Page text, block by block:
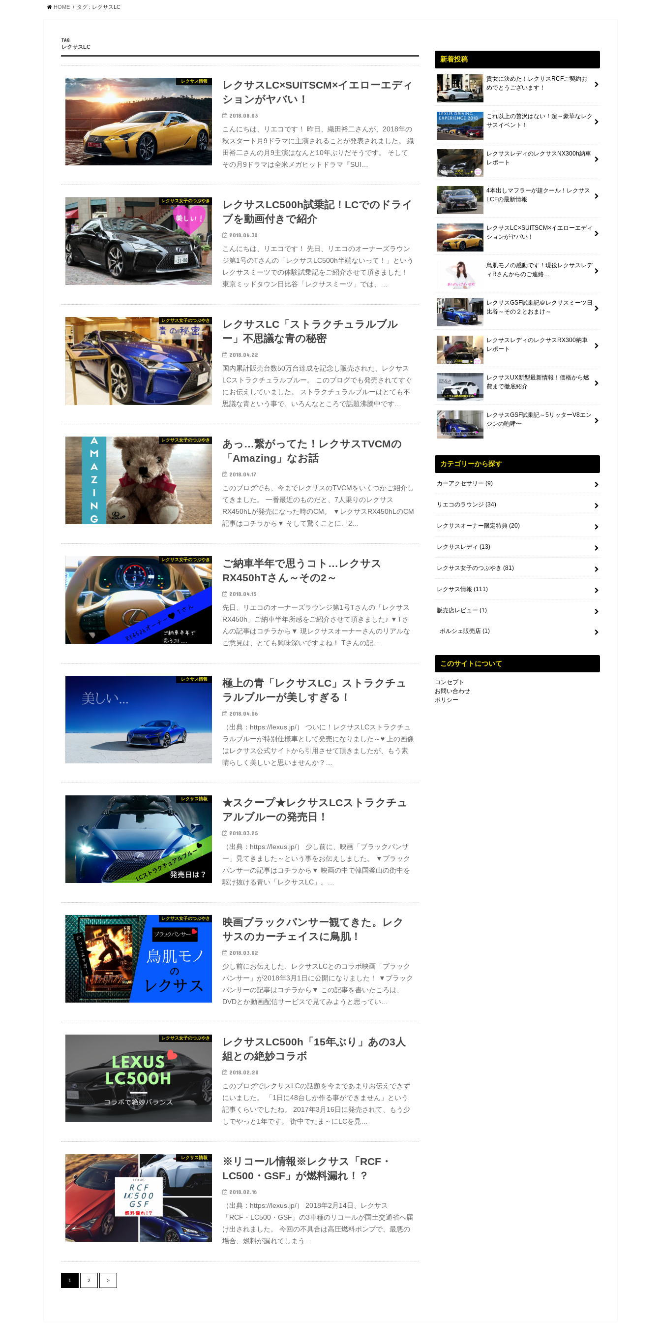
HOME タグ : レクサスLC
TAG
レクサスLC
レクサス情報
レクサスLC×SUITSCM×イエローエディ
ションがヤバい！
2018.08.03
こんにちは、リエコです！ 昨日、織田裕二さんが、2018年の
秋スタート月9ドラマに主演されることが発表されました。 織
田裕二さんの月9主演はなんと10年ぶりだそうです。 そして
その月9ドラマは全米メガヒットドラマ『SUI…
レクサス女子のつぶやき
レクサスLC500h試乗記！LCでのドライ
ブを動画付きで紹介
2018.06.30
こんにちは、リエコです！ 先日、リエコのオーナーズラウン
ジ第1号のTさんの「レクサスLC500h半端ないって！」という
レクサスミーツでの体験試乗記をご紹介させて頂きました！
東京ミッドタウン日比谷「レクサスミーツ」では、…
レクサス女子のつぶやき
レクサスLC「ストラクチュラルブル
ー」不思議な青の秘密
2018.04.22
国内累計販売台数50万台達成を記念し販売された、レクサス
LCストラクチュラルブルー。 このブログでも発売されてすぐ
にお伝えしていました。 ストラクチュラルブルーはとても不
思議な青という事で、いろんなところで話題沸騰中です…
レクサス女子のつぶやき
あっ…繋がってた！レクサスTVCMの
「Amazing」なお話
2018.04.17
このブログでも、今までレクサスのTVCMをいくつかご紹介し
てきました。 一番最近のものだと、7人乗りのレクサス
RX450hLが発売になった時のCM。 ▼レクサスRX450hLのCM
記事はコチラから▼ そして驚くことに、2…
レクサス女子のつぶやき
ご納車半年で思うコト…レクサス
RX450hTさん～その2～
2018.04.15
先日、リエコのオーナーズラウンジ第1号Tさんの「レクサス
RX450h」ご納車半年所感をご紹介させて頂きました♪ ▼Tさ
んの記事はコチラから▼ 現レクサスオーナーさんのリアルな
ご意見は、とても興味深いですよね！ Tさんの記…
レクサス情報
極上の青「レクサスLC」ストラクチュ
ラルブルーが美しすぎる！
2018.04.06
（出典：https://lexus.jp/） ついに！レクサスLCストラクチュ
ラルブルーが特別仕様車として発売になりました～♥ 上の画像
はレクサス公式サイトから引用させて頂きましたが、もう素
晴らしく美しいと思いませんか？…
レクサス情報
★スクープ★レクサスLCストラクチュ
アルブルーの発売日！
2018.03.25
（出典：https://lexus.jp/） 少し前に、映画「ブラックパンサ
ー」見てきました～という事をお伝えしました。 ▼ブラック
パンサーの記事はコチラから▼ 映画の中で韓国釜山の街中を
駆け抜ける青い「レクサスLC」。…
レクサス女子のつぶやき
映画ブラックパンサー観てきた。レク
サスのカーチェイスに鳥肌！
2018.03.02
少し前にお伝えした、レクサスLCとのコラボ映画「ブラック
パンサー」が2018年3月1日に公開になりました！ ▼ブラック
パンサーの記事はコチラから▼ この記事を書いたころは、
DVDとか動画配信サービスで見てみようと思ってい…
レクサス女子のつぶやき
レクサスLC500h「15年ぶり」あの3人
組との絶妙コラボ
2018.02.20
このブログでレクサスLCの話題を今まであまりお伝えできず
にいました。 「1日に48台しか作る事ができません」という
記事くらいでしたね。 2017年3月16日に発売されて、もう少
しでやっと1年です。 街中でたま～にLCを見…
レクサス情報
※リコール情報※レクサス「RCF・
LC500・GSF」が燃料漏れ！？
2018.02.16
（出典：https://lexus.jp/） 2018年2月14日、レクサス
「RCF・LC500・GSF」の3車種のリコールが国土交通省へ届
け出されました。 今回の不具合は高圧燃料ポンプで、最悪の
場合、燃料が漏れてしまう…
1 2 >
新着投稿
貴女に決めた！レクサスRCFご契約お
めでとうございます！
これ以上の贅沢はない！超～豪華なレク
サスイベント！
レクサスレディのレクサスNX300h納車
レポート
4本出しマフラーが超クール！レクサス
LCFの最新情報
レクサスLC×SUITSCM×イエローエディ
ションがヤバい！
鳥肌モノの感動です！現役レクサスレデ
ィRさんからのご連絡…
レクサスGSF試乗記＠レクサスミーツ日
比谷～その２とおまけ～
レクサスレディのレクサスRX300納車
レポート
レクサスUX新型最新情報！価格から燃
費まで徹底紹介
レクサスGSF試乗記～5リッターV8エン
ジンの咆哮〜
カテゴリーから探す
カーアクセサリー (9)
リエコのラウンジ (34)
レクサスオーナー限定特典 (20)
レクサスレディ (13)
レクサス女子のつぶやき (81)
レクサス情報 (111)
販売店レビュー (1)
ポルシェ販売店 (1)
このサイトについて
コンセプト
お問い合わせ
ポリシー